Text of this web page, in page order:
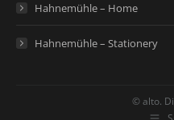
Hahnemühle – Home
Hahnemühle – Stationery
© alto.